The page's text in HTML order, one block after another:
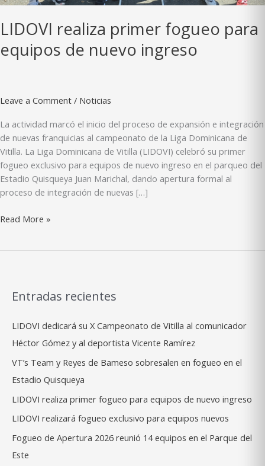
LIDOVI realiza primer fogueo para
equipos de nuevo ingreso
Leave a Comment / Noticias
La actividad marcó el inicio del proceso de expansión e integración
de nuevas franquicias al campeonato de la Liga Dominicana de
Vitilla. La Liga Dominicana de Vitilla (LIDOVI) celebró su primer
fogueo exclusivo para equipos de nuevo ingreso en el parqueo del
Estadio Quisqueya Juan Marichal, dando apertura formal al
proceso de integración de nuevas […]
LIDOVI
ingreso
Read More »
Entradas recientes
LIDOVI dedicará su X Campeonato de Vitilla al comunicador
Héctor Gómez y al deportista Vicente Ramírez
VT’s Team y Reyes de Bameso sobresalen en fogueo en el
Estadio Quisqueya
LIDOVI realiza primer fogueo para equipos de nuevo ingreso
LIDOVI realizará fogueo exclusivo para equipos nuevos
Fogueo de Apertura 2026 reunió 14 equipos en el Parque del
Este